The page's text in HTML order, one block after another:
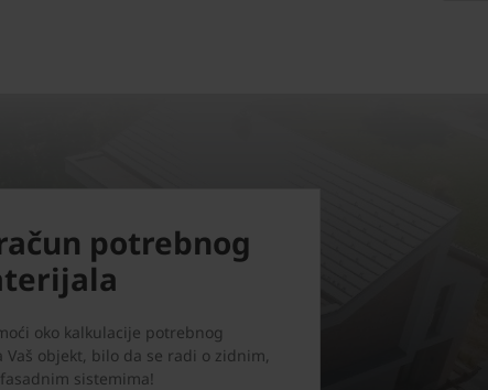
potrebnog
oko kalkulacije potrebnog
objekt, bilo da se radi o zidnim,
sistemima!